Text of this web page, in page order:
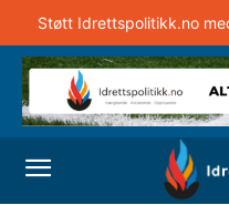
Støtt Idrettspolitikk.no